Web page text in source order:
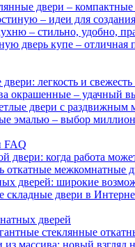
двери –
– идеи для
– стильно, удобно,
дверь купе – отличная
легкость и свежесть
окрашенные – удачный
двери с раздвижным
эмалью – выбор
FAQ
двери: когда работа
откатные межкомнатные
дверей: широкие
складные двери в
дверей
стеклянные
массива: новый взгляд